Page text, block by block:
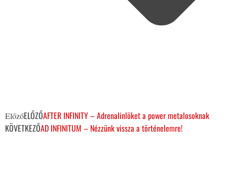
ElőzőELŐZŐAFTER INFINITY – Adrenalinlöket a power metalosoknak
KÖVETKEZŐAD INFINITUM – Nézzünk vissza a történelemre!